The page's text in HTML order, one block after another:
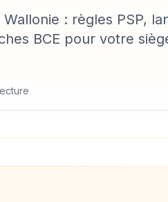
: règles PSP,
BCE pour votre